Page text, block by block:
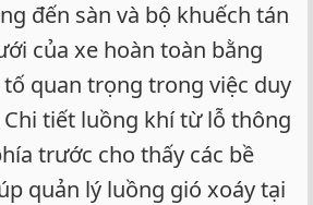
đến sàn và bộ khuếch tán
của xe hoàn toàn bằng
quan trọng trong việc duy
tiết luồng khí từ lỗ thông
trước cho thấy các bề
quản lý luồng gió xoáy tại